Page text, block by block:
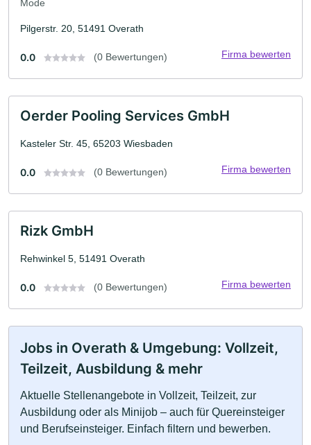
Mode
Pilgerstr. 20, 51491 Overath
0.0 (0 Bewertungen) Firma bewerten
Oerder Pooling Services GmbH
Kasteler Str. 45, 65203 Wiesbaden
0.0 (0 Bewertungen) Firma bewerten
Rizk GmbH
Rehwinkel 5, 51491 Overath
0.0 (0 Bewertungen) Firma bewerten
Jobs in Overath & Umgebung: Vollzeit,
Teilzeit, Ausbildung & mehr
Aktuelle Stellenangebote in Vollzeit, Teilzeit, zur
Ausbildung oder als Minijob – auch für Quereinsteiger
und Berufseinsteiger. Einfach filtern und bewerben.